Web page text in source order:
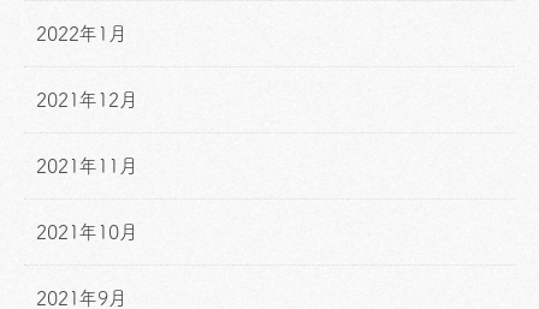
2022年1月
2021年12月
2021年11月
2021年10月
2021年9月